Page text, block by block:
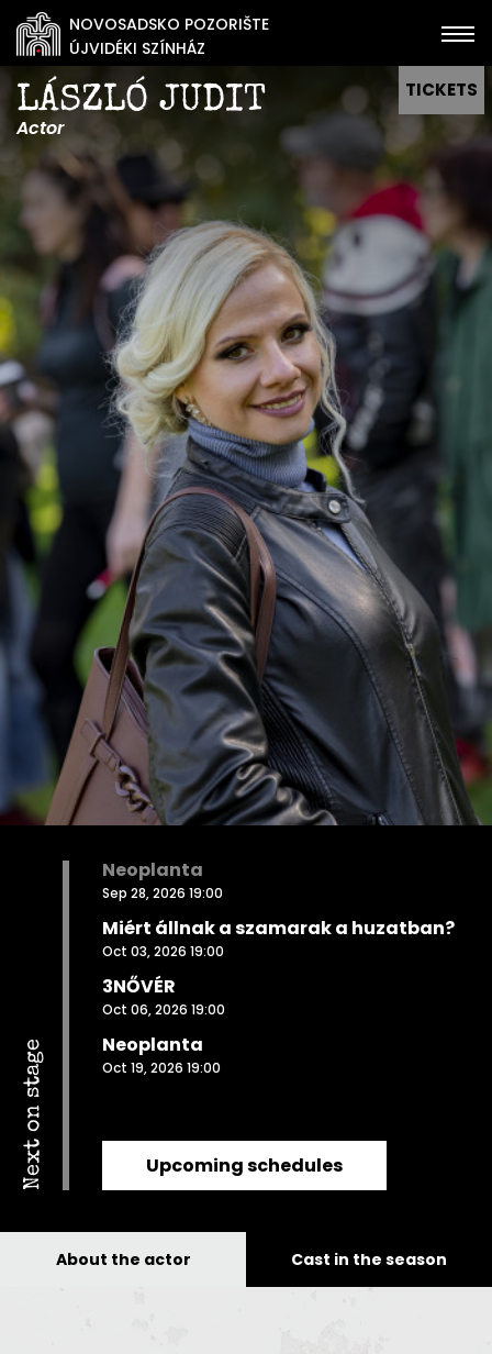
NOVOSADSKO POZORIŠTE
ÚJVIDÉKI SZÍNHÁZ
TICKETS
LÁSZLÓ JUDIT
Actor
Next on stage
Neoplanta
Sep 28, 2026 19:00
Miért állnak a szamarak a huzatban?
Oct 03, 2026 19:00
3NŐVÉR
Oct 06, 2026 19:00
Neoplanta
Oct 19, 2026 19:00
Upcoming schedules
About the actor Cast in the season